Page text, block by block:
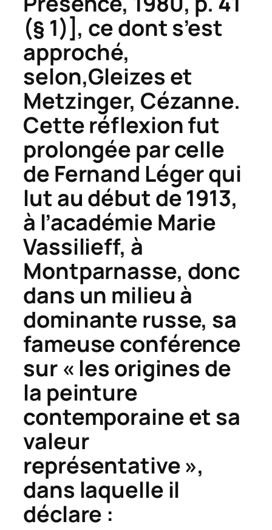
(§ 1)], ce dont s’est
approché,
selon,Gleizes et
Metzinger, Cézanne.
Cette réflexion fut
prolongée par celle
de Fernand Léger qui
lut au début de 1913,
à l’académie Marie
Vassilieff, à
Montparnasse, donc
dans un milieu à
dominante russe, sa
fameuse conférence
sur « les origines de
la peinture
contemporaine et sa
valeur
représentative »,
dans laquelle il
déclare :